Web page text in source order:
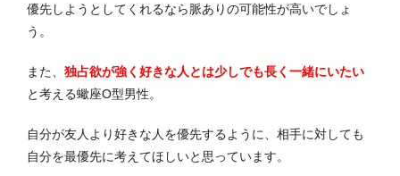
優先しようとしてくれるなら脈ありの可能性が高いでしょ
う。
また、 独占欲が強く好きな人とは少しでも長く一緒にいたい
と考える蠍座O型男性。
自分が友人より好きな人を優先するように、相手に対しても
自分を最優先に考えてほしいと思っています。